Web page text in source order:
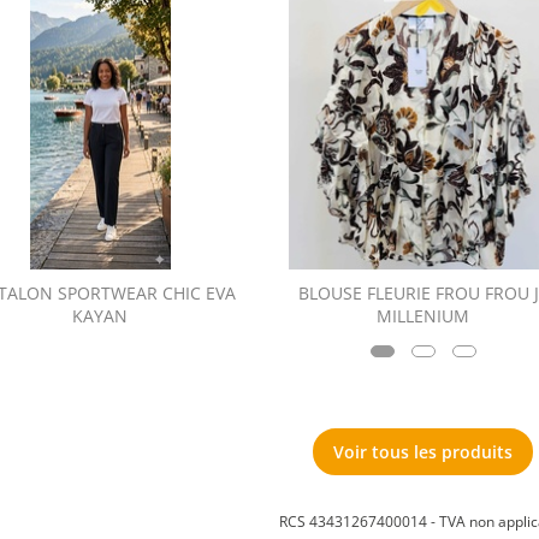
SPORTWEAR CHIC EVA
KAYAN
BLOUSE FLEURIE FROU FROU
MILLENIUM
Voir tous les produits
RCS 43431267400014 - TVA non